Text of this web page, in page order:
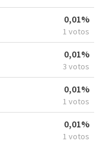
0,01%
1 votos
0,01%
3 votos
0,01%
1 votos
0,01%
1 votos